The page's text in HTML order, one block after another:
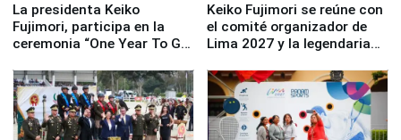
La presidenta Keiko
Fujimori, participa en la
ceremonia “One Year To Go
Keiko Fujimori se reúne con
el comité organizador de
Lima 2027 y la legendaria